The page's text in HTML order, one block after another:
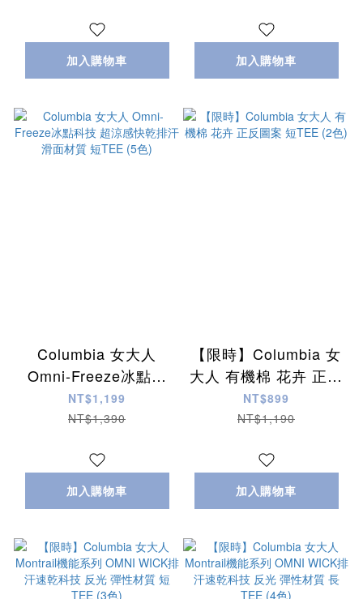
加入購物車 加入購物車
Columbia 女大人
Omni-Freeze冰點科
技 超涼感快乾排汗 滑
面材質 短TEE (5色)
NT$1,199
NT$1,390
加入購物車
【限時】Columbia 女
大人 有機棉 花卉 正反
圖案 短TEE (2色)
NT$899
NT$1,190
加入購物車